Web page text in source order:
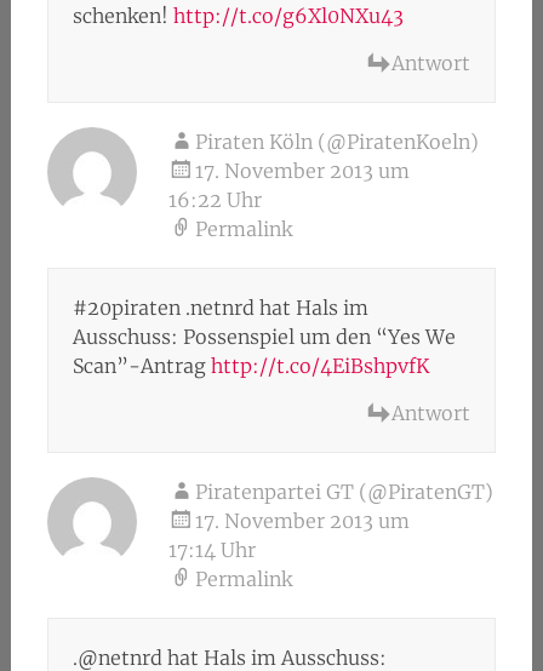
schenken! http://t.co/g6Xl0NXu43
Antwort
Piraten Köln (@PiratenKoeln)
17. November 2013 um
16:22 Uhr
Permalink
#20piraten .netnrd hat Hals im
Ausschuss: Possenspiel um den “Yes We
Scan”-Antrag http://t.co/4EiBshpvfK
Antwort
Piratenpartei GT (@PiratenGT)
17. November 2013 um
17:14 Uhr
Permalink
.@netnrd hat Hals im Ausschuss: